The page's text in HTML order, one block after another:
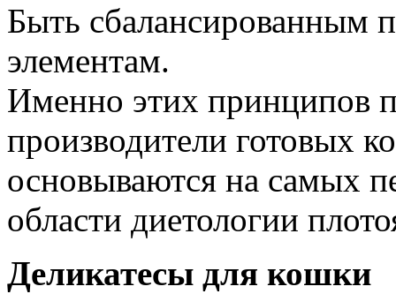
Быть сбалансированным
элементам.
Именно этих принципов
произво­дители готовых
основываются на самых
области диетологии
Деликатесы для кошки